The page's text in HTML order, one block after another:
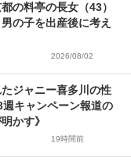
の料亭の長女（43）
の子を出産後に考え
2026/08/02
ジャニー喜多川の性
キャンペーン報道の
かす》
19時間前